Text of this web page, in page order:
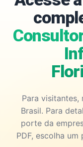
Para visitantes,
Brasil. Para
porte da
PDF, escolha